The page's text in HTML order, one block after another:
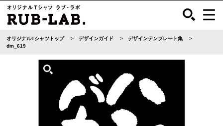
オリジナルTシャツトップ デザインガイド
デザインテンプレート集
dm_619